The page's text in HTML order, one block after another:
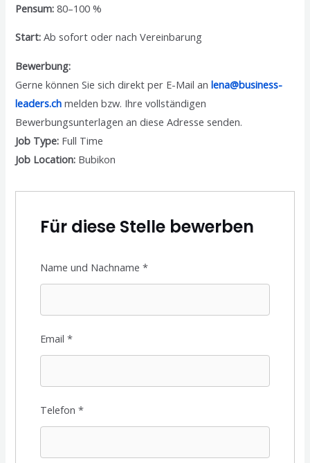
Pensum: 80–100 %
Start: Ab sofort oder nach Vereinbarung
Bewerbung:
Gerne können Sie sich direkt per E-Mail anlena@business-
leaders.ch melden bzw. Ihre vollständigen
Bewerbungsunterlagen an diese Adresse senden.
Job Type: Full Time
Job Location: Bubikon
Für diese Stelle bewerben
Name und Nachname*
Email*
Telefon*